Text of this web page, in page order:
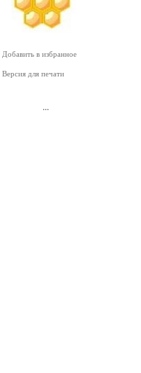
Добавить в избранное
Версия для печати
...